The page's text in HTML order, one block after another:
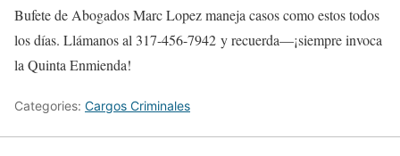
Bufete de Abogados Marc Lopez maneja casos como estos todos
los días. Llámanos al 317-456-7942 y recuerda—¡siempre invoca
la Quinta Enmienda!
Categories: Cargos Criminales